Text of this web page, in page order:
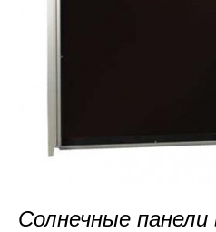
Солнечные панели